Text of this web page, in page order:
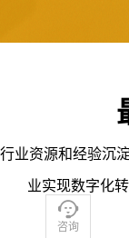
行业资源和经验沉
业实现数字化

咨询